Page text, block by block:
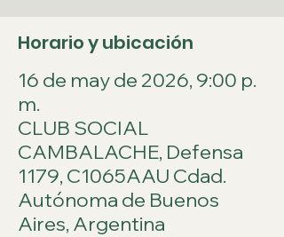
Horario y ubicación
16 de may de 2026, 9:00 p.
m.
CLUB SOCIAL
CAMBALACHE, Defensa
1179, C1065AAU Cdad.
Autónoma de Buenos
Aires, Argentina